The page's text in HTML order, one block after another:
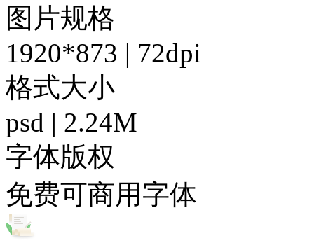
图片规格
1920*873 | 72dpi
格式大小
psd | 2.24M
字体版权
免费可商用字体